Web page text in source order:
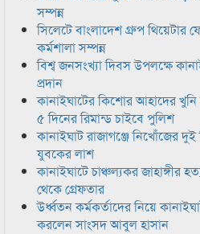
সম্পন্ন
সিলেটে বাংলাদেশ গ্রুপ থিয়েটার
কর্মশালা সম্পন্ন
বিশ্ব জনসংখ্যা দিবস উপলক্ষে
প্রদান
কানাইঘাটের কিশোর আহাদের
৫ দিনের রিমান্ড চাইবে পুলিশ
কানাইঘাট রাজাগঞ্জে নিখোঁজের
যুবকের লাশ
কানাইঘাটে চাঞ্চল্যকর জাহাঙ্গীর
থেকে গ্রেফতার
উর্ধ্বতন কর্মকর্তাদের নিয়ে
করলেন সাংসদ আবুল হাসান